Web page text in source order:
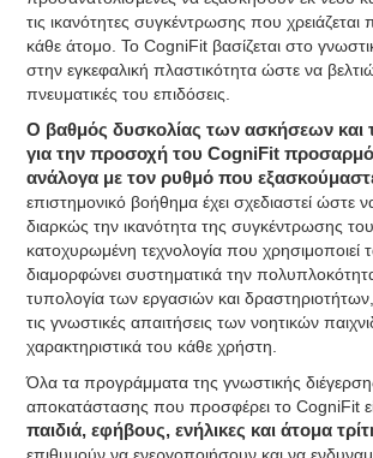
τις ικανότητες συγκέντρωσης που χρειάζεται
κάθε άτομο. Το CogniFit βασίζεται στο
στην εγκεφαλική πλαστικότητα ώστε να
πνευματικές του επιδόσεις.
Ο βαθμός δυσκολίας των ασκήσεων και
για την προσοχή του CogniFit
ανάλογα με τον ρυθμό που
επιστημονικό βοήθημα έχει σχεδιαστεί ώστε
διαρκώς την ικανότητα της συγκέντρωσης
κατοχυρωμένη τεχνολογία που χρησιμοποιεί
διαμορφώνει συστηματικά την
τυπολογία των εργασιών και
τις γνωστικές απαιτήσεις των νοητικών
χαρακτηριστικά του κάθε χρήστη.
Όλα τα προγράμματα της γνωστικής
αποκατάστασης που προσφέρει το CogniFit
παιδιά, εφήβους, ενήλικες και άτομα